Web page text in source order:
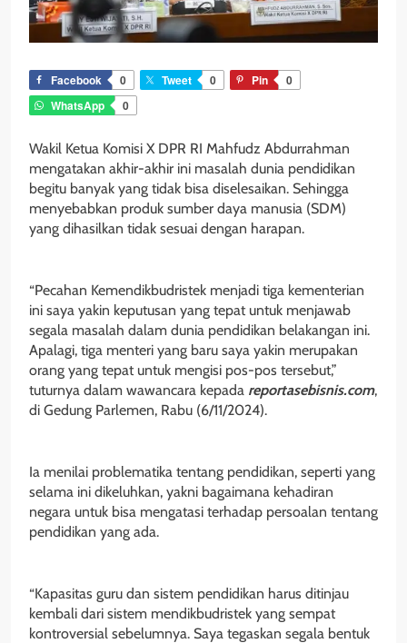
Facebook 0 Tweet 0 Pin
0
WhatsApp
0
Wakil Ketua Komisi X DPR RI Mahfudz Abdurrahman
mengatakan akhir-akhir ini masalah dunia pendidikan
begitu banyak yang tidak bisa diselesaikan. Sehingga
menyebabkan produk sumber daya manusia (SDM)
yang dihasilkan tidak sesuai dengan harapan.
“Pecahan Kemendikbudristek menjadi tiga kementerian
ini saya yakin keputusan yang tepat untuk menjawab
segala masalah dalam dunia pendidikan belakangan ini.
Apalagi, tiga menteri yang baru saya yakin merupakan
orang yang tepat untuk mengisi pos-pos tersebut,”
tuturnya dalam wawancara kepada reportasebisnis.com,
di Gedung Parlemen, Rabu (6/11/2024).
Ia menilai problematika tentang pendidikan, seperti yang
selama ini dikeluhkan, yakni bagaimana kehadiran
negara untuk bisa mengatasi terhadap persoalan tentang
pendidikan yang ada.
“Kapasitas guru dan sistem pendidikan harus ditinjau
kembali dari sistem mendikbudristek yang sempat
kontroversial sebelumnya. Saya tegaskan segala bentuk